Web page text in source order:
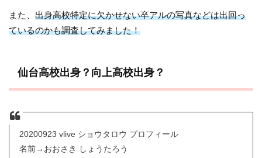
また、出身高校特定に欠かせない卒アルの写真などは出回っ
ているのかも調査してみました！
仙台高校出身？向上高校出身？
20200923 vlive ショウタロウ プロフィール
名前→おおさき しょうたろう